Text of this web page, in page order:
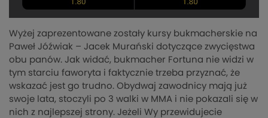
Wyżej zaprezentowane zostały kursy bukmacherskie na
Paweł Jóźwiak – Jacek Murański dotyczące zwycięstwa
obu panów. Jak widać, bukmacher Fortuna nie widzi w
tym starciu faworyta i faktycznie trzeba przyznać, że
wskazać jest go trudno. Obydwaj zawodnicy mają już
swoje lata, stoczyli po 3 walki w MMA i nie pokazali się w
nich z najlepszej strony. Jeżeli Wy przewidujecie